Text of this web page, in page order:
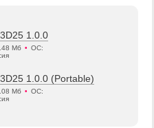
1.0.0
Мб • ОС:
1.0.0 (Portable)
Мб • ОС: